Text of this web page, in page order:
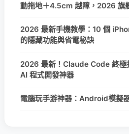
動拖地＋4.5cm 越障，2026 旗
2026 最新手機教學：10 個
的隱藏功能與省電秘訣
2026 最新！Claude Code 終極
AI 程式開發神器
電腦玩手游神器：Android模擬